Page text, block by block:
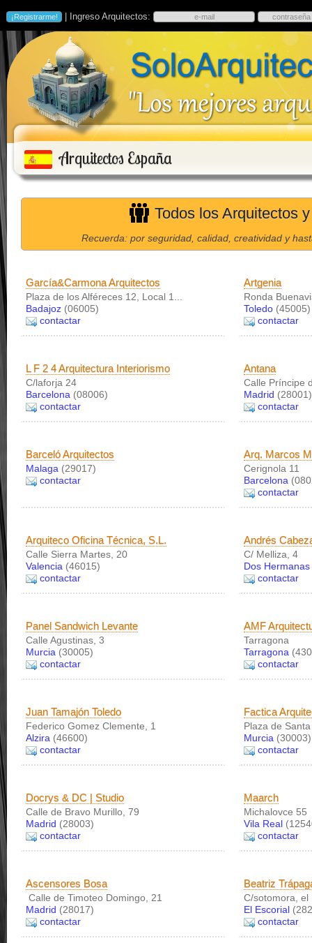
| Ingreso Arquitectos:
Arquitectos España
Todos los Arquitectos
Recuerda: por seguridad, calidad, creatividad y
García&Carmona Arquitectos
Plaza de los Alféreces 12, Local 1...
Badajoz (06005)
contactar
Artgenia
Ronda
Toledo (45005)
contactar
L F 2 4 Arquitectura Interiorismo
C/laforja 24
Barcelona (08006)
contactar
Antana
Calle Príncipe
Madrid (28001)
contactar
Barceló Arquitectos
Malaga (29017)
contactar
Arq. Marcos
Cerignola 11
Barcelona
contactar
Arquiteco Oficina Técnica, S.L.
Calle Sierra Martes, 20
Valencia (46015)
contactar
Andrés
C/ Melliza, 4
Dos Hermanas
contactar
Panel Sandwich Levante
Calle Agustinas, 3
Murcia (30005)
contactar
AMF
Tarragona
Tarragona
contactar
Juan Tamajón Toledo
Federico Gomez Clemente, 1
Alzira (46600)
contactar
Factica
Plaza de
Murcia (30003)
contactar
Docrys & DC | Studio
Calle de Bravo Murillo, 79
Madrid (28003)
contactar
Maarch
Michalovce 55
Vila Real
contactar
Ascensores Bosa
Calle de Timoteo Domingo, 21
Madrid (28017)
contactar
Beatriz
C/sotomora, el
El Escorial
contactar